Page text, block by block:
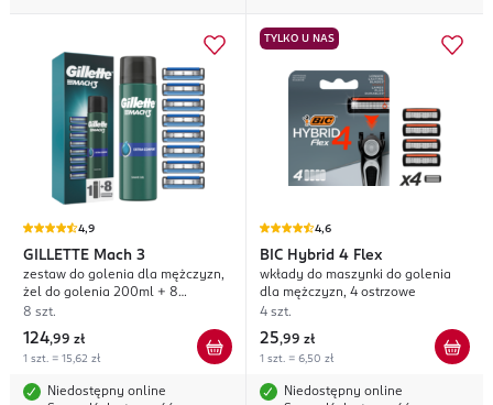
4,9
GILLETTE Mach 3
zestaw do golenia dla mężczyzn,
żel do golenia 200ml + 8
wkładów do maszynki do golenia,
8 szt.
124,99 zł
1 szt. = 15,62 zł
Niedostępny online
TYLKO U NAS
4,6
BIC Hybrid 4 Flex
wkłady do maszynki do golenia
dla mężczyzn, 4 ostrzowe
4 szt.
25,99 zł
1 szt. = 6,50 zł
Niedostępny online